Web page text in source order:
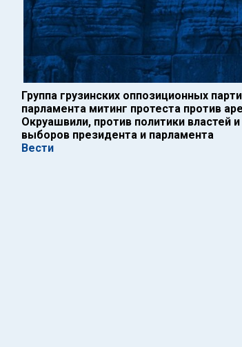
Группа грузинских оппозиционных
парламента митинг протеста против
Окруашвили, против политики властей
выборов президента и парламента
Вести